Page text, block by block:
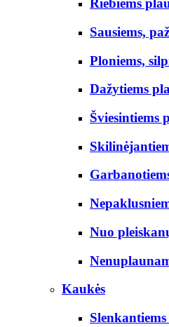
Riebiems
Sausiems,
Ploniems,
Dažytiems
Šviesintiems
Nuo
Kaukės